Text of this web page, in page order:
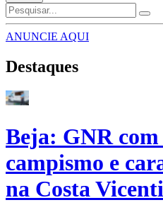
ANUNCIE AQUI
Destaques
Beja: GNR com
campismo e
na Costa